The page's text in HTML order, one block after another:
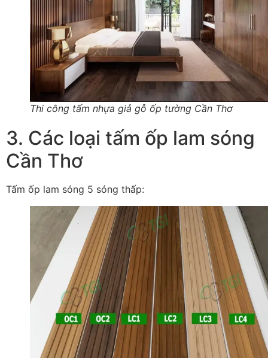
Thi công tấm nhựa giả gỗ ốp tường Cần Thơ
3. Các loại tấm ốp lam sóng
Cần Thơ
Tấm ốp lam sóng 5 sóng thấp: